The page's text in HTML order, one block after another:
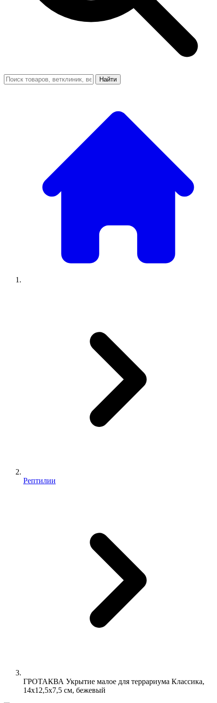
Найти
Рептилии
ГРОТАКВА Укрытие малое для террариума Классика,
14х12,5х7,5 см, бежевый